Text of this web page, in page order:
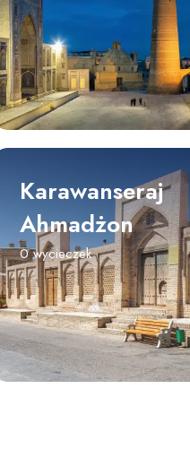
Karawanseraj
Ahmadżon
0 wycieczek